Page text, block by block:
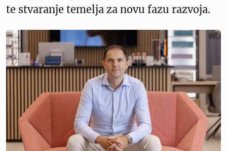
te stvaranje temelja za novu fazu razvoja.